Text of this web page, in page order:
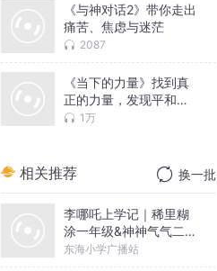
《与神对话2》带你走出
痛苦、焦虑与迷茫
2087
《当下的力量》找到真
正的力量，发现平和与
宁静的入口
1万
相关推荐 换一批
李哪吒上学记｜稀里糊
涂一年级&神神气气二年
级
东海小学广播站